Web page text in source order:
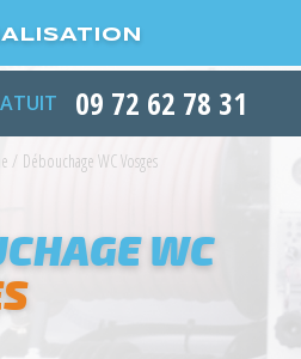
09 72 62 78 31
/ Débouchage WC Vosges
WC